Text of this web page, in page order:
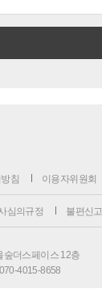
침 이용자위원회
심의규정 불편신고
숲더스페이스 12층
4015-8658